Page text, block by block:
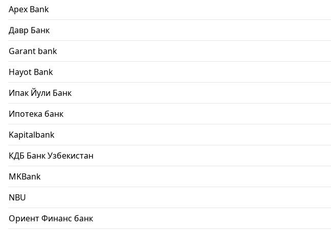
Apex Bank
Давр Банк
Garant bank
Hayot Bank
Ипак Йули Банк
Ипотека банк
Kapitalbank
КДБ Банк Узбекистан
MKBank
NBU
Ориент Финанс банк